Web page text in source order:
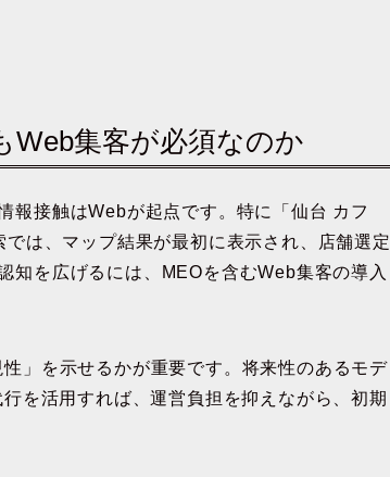
Web集客が必須なのか
報接触はWebが起点です。特に「仙台 カフ
は、マップ結果が最初に表示され、店舗選定
知を広げるには、MEOを含むWeb集客の導入
」を示せるかが重要です。将来性のあるモデ
を活用すれば、運営負担を抑えながら、初期